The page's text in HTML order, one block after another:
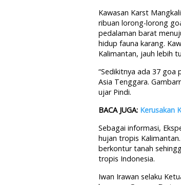
Kawasan Karst
ribuan lorong-lorong
pedalaman barat
hidup fauna karang.
Kalimantan, jauh lebih
“Sedikitnya ada 37
Asia Tenggara.
ujar Pindi.
BACA JUGA: Kerusakan
Sebagai informasi,
hujan tropis
berkontur tanah
tropis Indonesia.
Iwan Irawan selaku